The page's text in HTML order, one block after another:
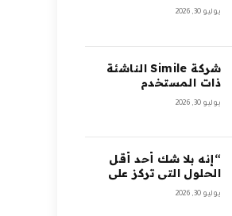
يوليو 30, 2026
شركة Simile الناشئة
ذات المستخدم
100 مليون دولار
يوليو 30, 2026
“إنه بلا شك أحد أقل
الحلول التي تركز على
الخصوصية ضررًا لتجربة
هاتفك المحمول”:
يوليو 30, 2026